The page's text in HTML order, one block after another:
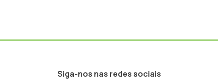
Siga-nos nas redes sociais